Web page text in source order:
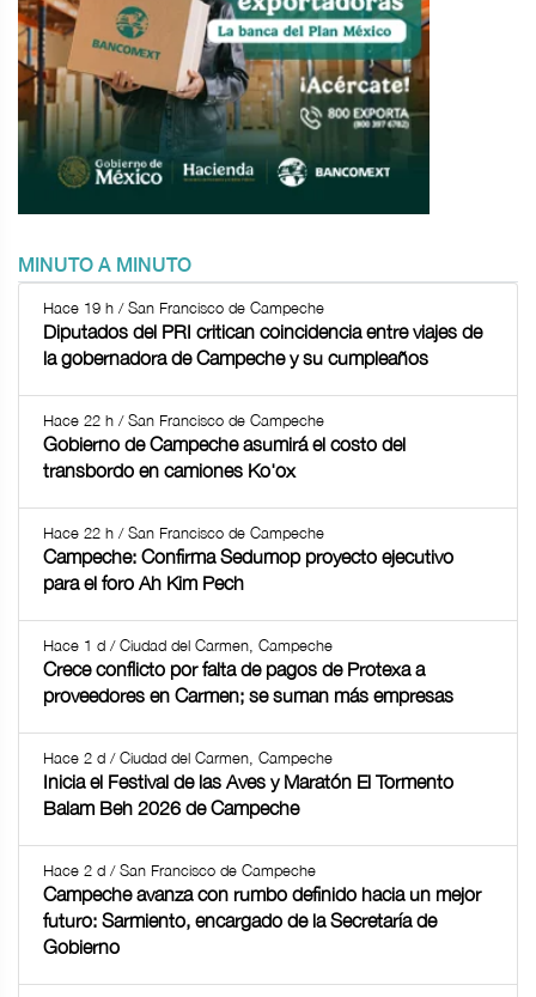
MINUTO A MINUTO
Hace 19 h / San Francisco de Campeche
Diputados del PRI critican coincidencia entre viajes de
la gobernadora de Campeche y su cumpleaños
Hace 22 h / San Francisco de Campeche
Gobierno de Campeche asumirá el costo del
transbordo en camiones Ko'ox
Hace 22 h / San Francisco de Campeche
Campeche: Confirma Sedumop proyecto ejecutivo
para el foro Ah Kim Pech
Hace 1 d / Ciudad del Carmen, Campeche
Crece conflicto por falta de pagos de Protexa a
proveedores en Carmen; se suman más empresas
Hace 2 d / Ciudad del Carmen, Campeche
Inicia el Festival de las Aves y Maratón El Tormento
Balam Beh 2026 de Campeche
Hace 2 d / San Francisco de Campeche
Campeche avanza con rumbo definido hacia un mejor
futuro: Sarmiento, encargado de la Secretaría de
Gobierno